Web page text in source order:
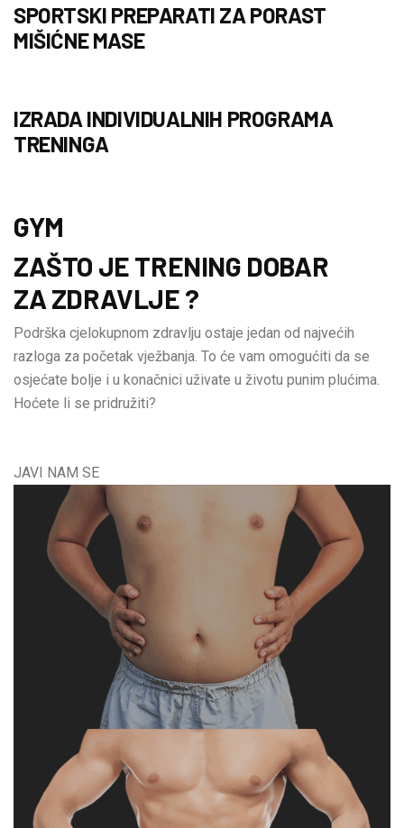
SPORTSKI PREPARATI ZA PORAST
MIŠIĆNE MASE
IZRADA INDIVIDUALNIH PROGRAMA
TRENINGA
GYM
ZAŠTO JE TRENING DOBAR
ZA ZDRAVLJE ?
Podrška cjelokupnom zdravlju ostaje jedan od najvećih
razloga za početak vježbanja. To će vam omogućiti da se
osjećate bolje i u konačnici uživate u životu punim plućima.
Hoćete li se pridružiti?
JAVI NAM SE